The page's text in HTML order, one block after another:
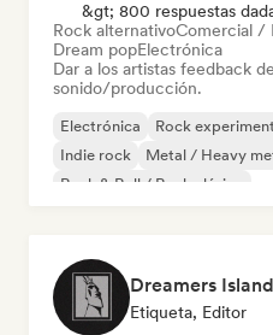
&gt; 800 respuestas
Rock alternativoComercial /
Dream popElectrónica
Dar a los artistas feedback
sonido/producción.
Electrónica Rock
Indie rock
Metal / Heavy
Rock & Roll / Rock clásico
Dreamers
Etiqueta, Editor